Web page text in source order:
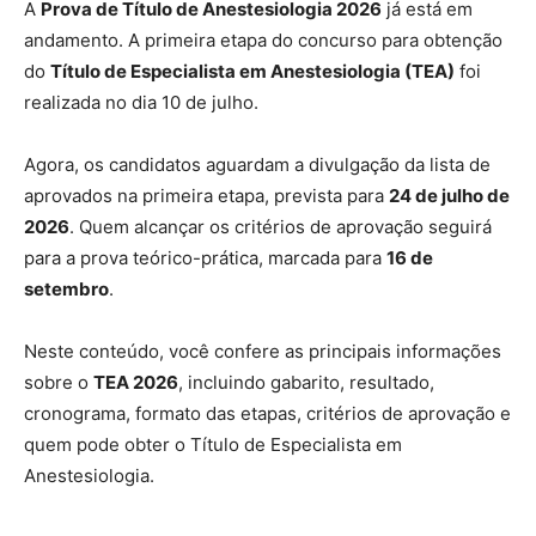
A Prova de Título de Anestesiologia 2026 já está em
andamento. A primeira etapa do concurso para obtenção
do Título de Especialista em Anestesiologia (TEA) foi
realizada no dia 10 de julho.
Agora, os candidatos aguardam a divulgação da lista de
aprovados na primeira etapa, prevista para 24 de julho de
2026. Quem alcançar os critérios de aprovação seguirá
para a prova teórico-prática, marcada para 16 de
setembro.
Neste conteúdo, você confere as principais informações
sobre o TEA 2026, incluindo gabarito, resultado,
cronograma, formato das etapas, critérios de aprovação e
quem pode obter o Título de Especialista em
Anestesiologia.